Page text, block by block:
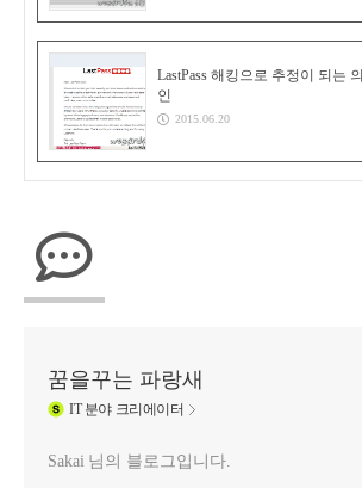
LastPass 해킹으로 추정이 되는
인
2015.06.20
꿈을꾸는 파랑새
IT분야 크리에이터
Sakai 님의 블로그입니다.